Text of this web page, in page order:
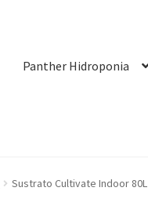
Panther Hidroponia
Sustrato Cultivate Indoor 80L